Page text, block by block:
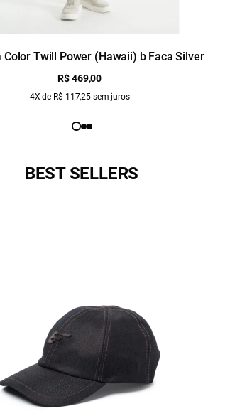
Color Twill Power (Hawaii) b Faca Silver
R$ 469,00
4X de R$ 117,25 sem juros
BEST SELLERS